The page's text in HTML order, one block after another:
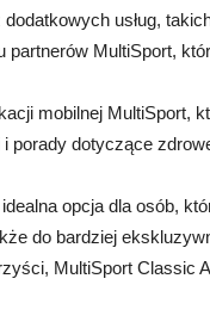
usług,
partnerów MultiSport,
mobilnej MultiSport,
i porady dotyczące
opcja dla osób,
do bardziej
MultiSport Classic